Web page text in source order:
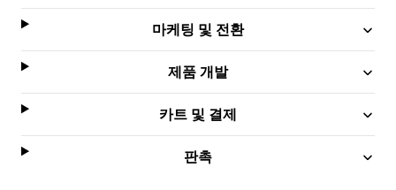
마케팅 및 전환
제품 개발
카트 및 결제
판촉